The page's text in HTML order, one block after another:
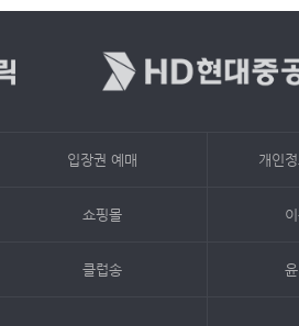
입장권 예매 개인
쇼핑몰
클럽송